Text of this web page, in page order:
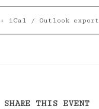
+ iCal / Outlook export
SHARE THIS EVENT